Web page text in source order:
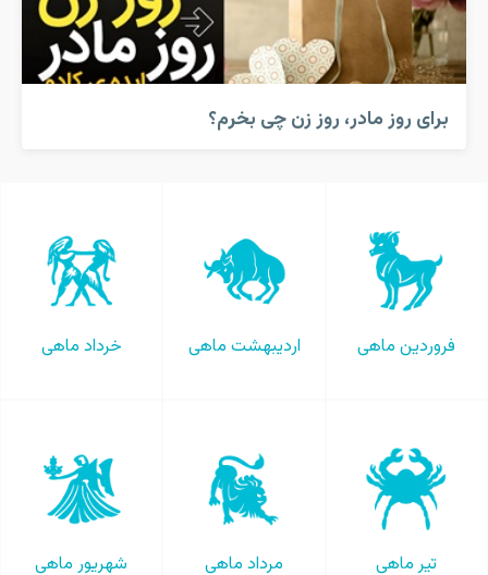
برای روز مادر، روز زن چی بخرم؟
فروردین ماهی اردیبهشت ماهی خرداد ماهی
تیر ماهی مرداد ماهی شهریور ماهی